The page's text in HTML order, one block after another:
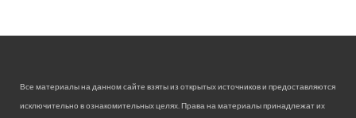
Все материалы на данном сайте взяты из открытых источников и предоставляются
исключительно в ознакомительных целях. Права на материалы принадлежат их